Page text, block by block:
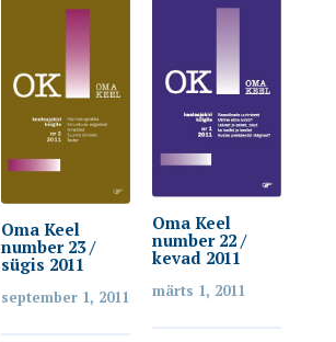
Oma Keel
number 23 /
sügis 2011
september 1, 2011
Oma Keel
number 22 /
kevad 2011
märts 1, 2011